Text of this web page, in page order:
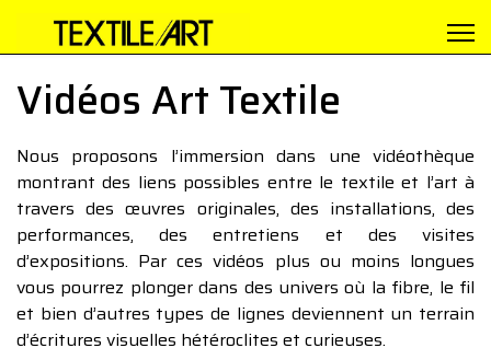
Vidéos Art Textile
Nous proposons l’immersion dans une vidéothèque
montrant des liens possibles entre le textile et l’art à
travers des œuvres originales, des installations, des
performances, des entretiens et des visites
d’expositions. Par ces vidéos plus ou moins longues
vous pourrez plonger dans des univers où la fibre, le fil
et bien d’autres types de lignes deviennent un terrain
d’écritures visuelles hétéroclites et curieuses.